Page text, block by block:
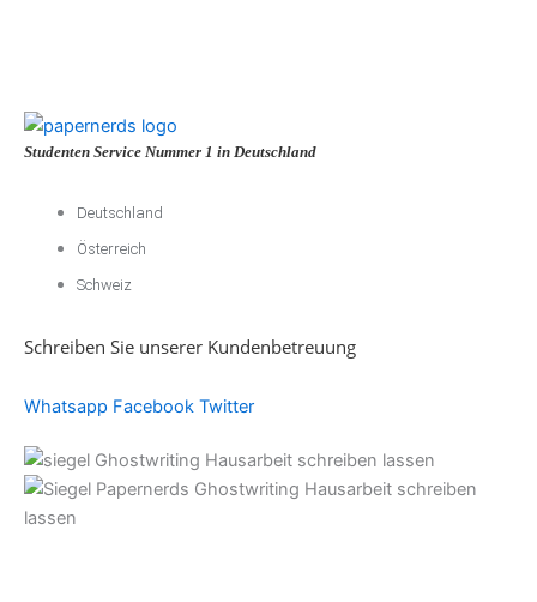
Studenten Service Nummer 1 in Deutschland
Deutschland
Österreich
Schweiz
Schreiben Sie unserer Kundenbetreuung
Whatsapp Facebook Twitter